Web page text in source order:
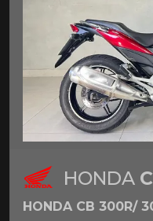
HONDA
HONDA CB 300R/